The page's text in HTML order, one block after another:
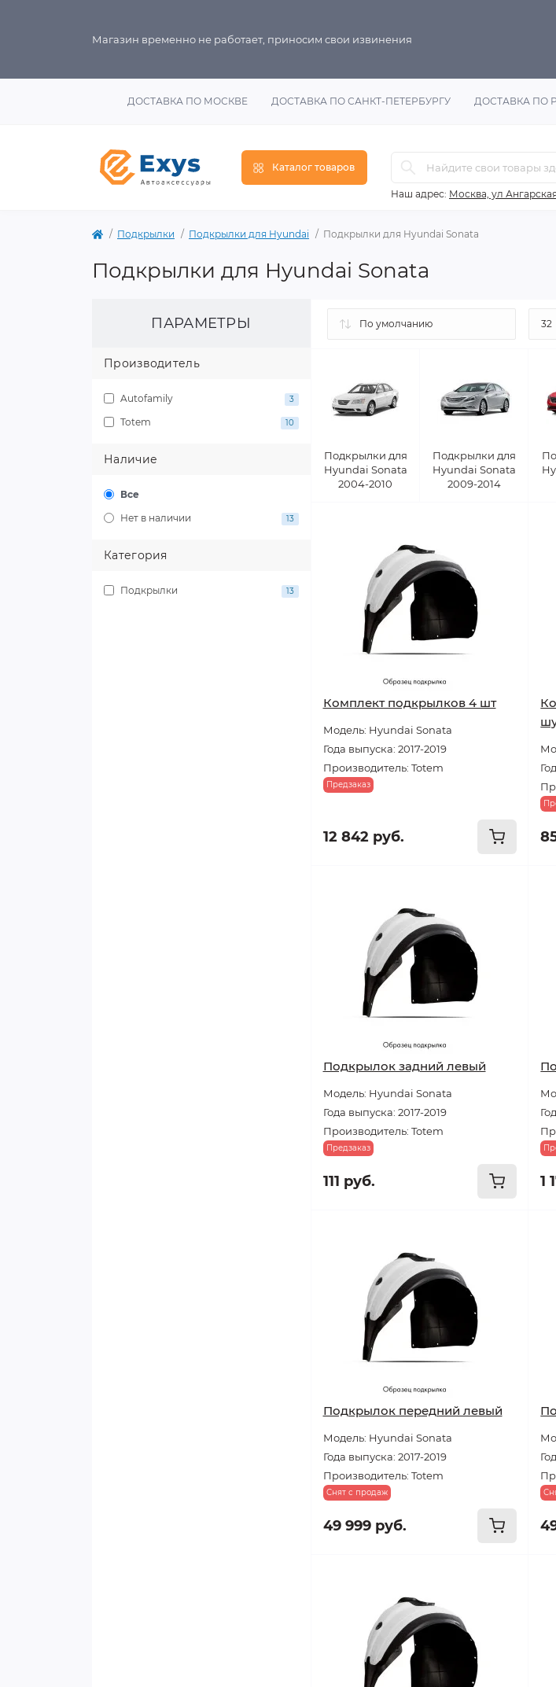
Магазин временно не работает, приносим свои извинения
ДОСТАВКА ПО МОСКВЕ ДОСТАВКА ПО САНКТ-ПЕТЕРБУРГУ ДОСТАВКА ПО
Каталог товаров
Наш адрес: Москва, ул
Подкрылки Подкрылки для Hyundai Подкрылки для Hyundai Sonata
Подкрылки для Hyundai Sonata
ПАРАМЕТРЫ
Производитель
Autofamily 3
Totem 10
Наличие
Все
Нет в наличии
13
Категория
Подкрылки 13
Подкрылки для
Hyundai Sonata
2004-2010
Подкрылки для
Hyundai Sonata
2009-2014
Комплект подкрылков 4 шт
Модель: Hyundai Sonata
Года выпуска: 2017-2019
Производитель: Totem
Предзаказ
12 842 руб.
Подкрылок задний левый
Модель: Hyundai Sonata
Года выпуска: 2017-2019
Производитель: Totem
Предзаказ
111 руб. 1
Подкрылок передний левый
Модель: Hyundai Sonata
Года выпуска: 2017-2019
Производитель: Totem
Снят с продаж
49 999 руб.